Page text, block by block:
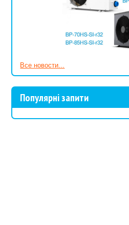
Все новости...
Популярні запити